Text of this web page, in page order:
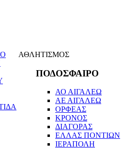
ΑΘΛΗΤΙΣΜΟΣ
ΠΟΔΟΣΦΑΙΡΟ
ΑΟ ΑΙΓΑΛΕΩ
ΑΕ ΑΙΓΑΛΕΩ
ΟΡΦΕΑΣ
ΚΡΟΝΟΣ
ΔΙΑΓΟΡΑΣ
ΕΛΛΑΣ ΠΟΝΤΙΩΝ
ΙΕΡΑΠΟΛΗ